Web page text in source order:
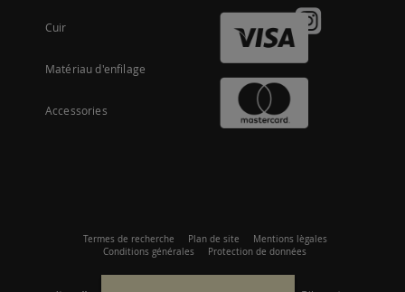
Cuir
Matériau d'enfilage
Accessories
Termes de recherche Plan de site
Mentions lègales
Conditions générales
Protection de données